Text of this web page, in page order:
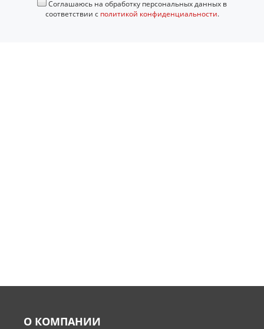
Соглашаюсь на обработку персональных данных в
соответствии с политикой конфиденциальности.
О КОМПАНИИ